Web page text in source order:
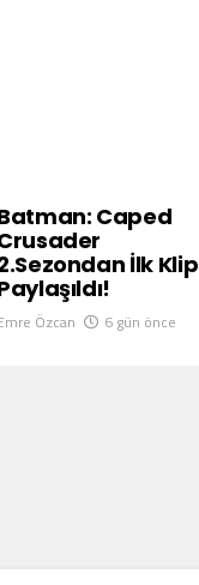
Caped
İlk Klip
Özcan 6 gün önce